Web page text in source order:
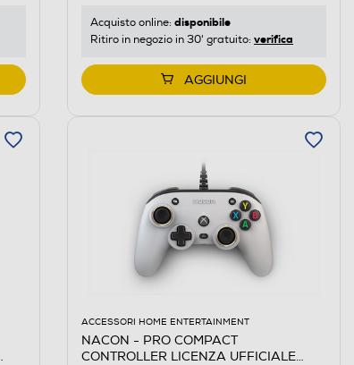
Acquisto online: disponibile
Ritiro in negozio in 30' gratuito: verifica
AGGIUNGI
ACCESSORI HOME ENTERTAINMENT
NACON - PRO COMPACT
CONTROLLER LICENZA UFFICIALE